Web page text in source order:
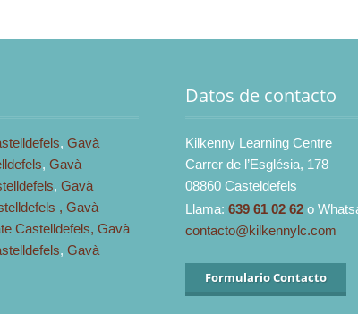
,Gavà
,Gavà
,Gavà
,Gavà
Castelldefels,Gavà
,Gavà
Datos de contacto
Kilkenny Learning Centre
Carrer de l’Església, 178
08860 Casteldefels
Llama: 639 61 02 62o
contacto@kilkennylc.com
Formulario Contacto